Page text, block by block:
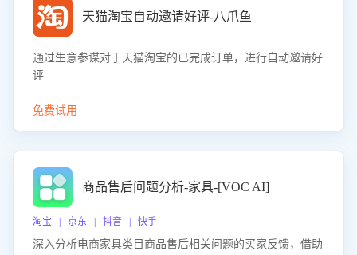
天猫淘宝自动邀请好评-八爪鱼
通过生意参谋对于天猫淘宝的已完成订单，进行自动邀请好
评
免费试用
商品售后问题分析-家具-[VOC AI]
淘宝 | 京东 | 抖音 | 快手
深入分析电商家具类目商品售后相关问题的买家反馈，借助